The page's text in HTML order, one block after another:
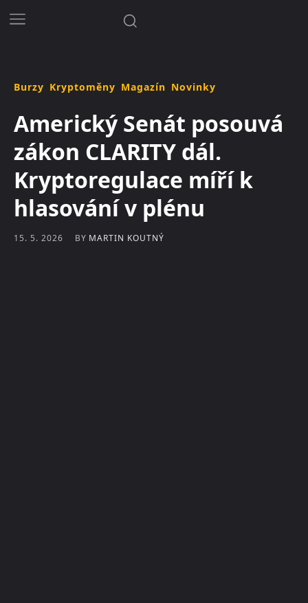
Burzy Kryptoměny Magazín Novinky
Americký Senát posouvá
zákon CLARITY dál.
Kryptoregulace míří k
hlasování v plénu
15. 5. 2026 BY MARTIN KOUTNÝ